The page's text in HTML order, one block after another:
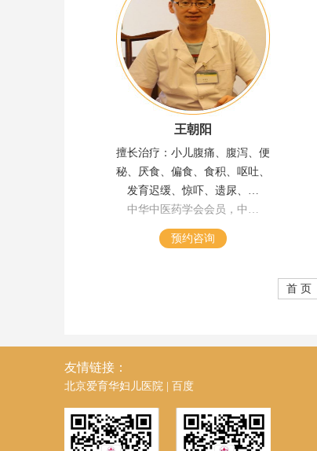
王朝阳
擅长治疗：小儿腹痛、腹泻、便
秘、厌食、偏食、食积、呕吐、
发育迟缓、惊吓、遗尿、…
中华中医药学会会员，中…
预约咨询
首 页
友情链接：
北京爱育华妇儿医院 百度